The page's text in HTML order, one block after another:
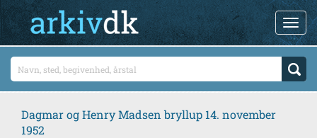
Dagmar og Henry Madsen bryllup 14. november
1952